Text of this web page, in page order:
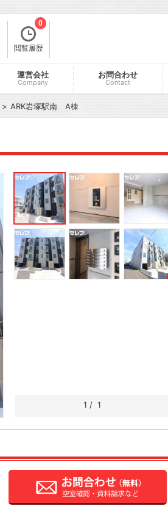
閲覧履歴
0
運営会社
Company
お問合わせ
Contact
ARK岩塚駅南 A棟
1 / 1